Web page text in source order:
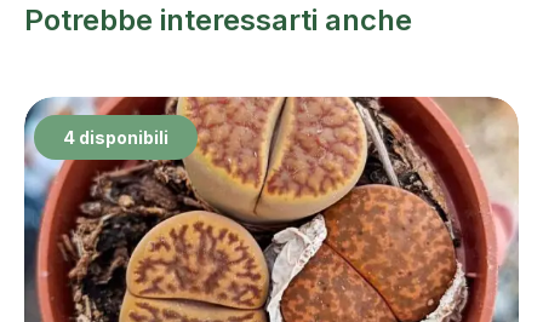
Potrebbe interessarti anche
4 disponibili